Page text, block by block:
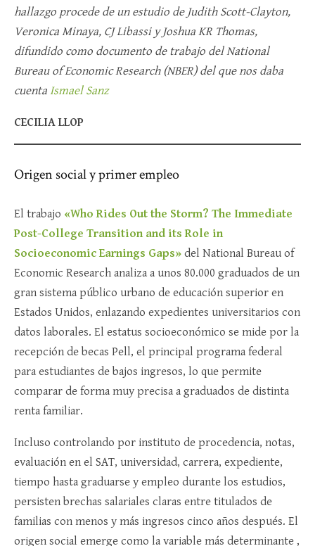
hallazgo procede de un estudio de Judith Scott-Clayton,
Veronica Minaya, CJ Libassi y Joshua KR Thomas,
difundido como documento de trabajo del National
Bureau of Economic Research (NBER) del que nos daba
cuenta Ismael Sanz
​CECILIA LLOP
Origen social y primer empleo
El trabajo «Who Rides Out the Storm? The Immediate
Post-College Transition and its Role in
Socioeconomic Earnings Gaps» del National Bureau of
Economic Research analiza a unos 80.000 graduados de un
gran sistema público urbano de educación superior en
Estados Unidos, enlazando expedientes universitarios con
datos laborales. El estatus socioeconómico se mide por la
recepción de becas Pell, el principal programa federal
para estudiantes de bajos ingresos, lo que permite
comparar de forma muy precisa a graduados de distinta
renta familiar.​
Incluso controlando por instituto de procedencia, notas,
evaluación en el SAT, universidad, carrera, expediente,
tiempo hasta graduarse y empleo durante los estudios,
persisten brechas salariales claras entre titulados de
familias con menos y más ingresos cinco años después. El
origen social emerge como la variable más determinante ,